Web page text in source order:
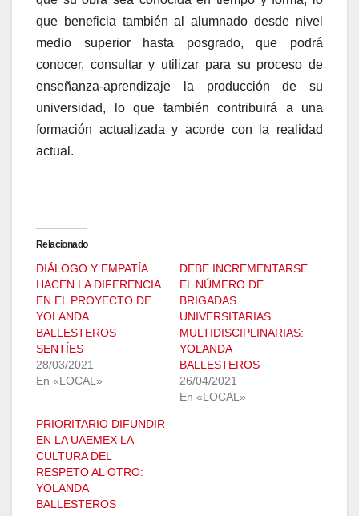
que beneficia también al alumnado desde nivel
medio superior hasta posgrado, que podrá
conocer, consultar y utilizar para su proceso de
enseñanza-aprendizaje la producción de su
universidad, lo que también contribuirá a una
formación actualizada y acorde con la realidad
actual.
Relacionado
DIÁLOGO Y EMPATÍA
HACEN LA DIFERENCIA
EN EL PROYECTO DE
YOLANDA
BALLESTEROS
SENTÍES
28/03/2021
En «LOCAL»
DEBE INCREMENTARSE
EL NÚMERO DE
BRIGADAS
UNIVERSITARIAS
MULTIDISCIPLINARIAS:
YOLANDA
BALLESTEROS
26/04/2021
En «LOCAL»
PRIORITARIO DIFUNDIR
EN LA UAEMEX LA
CULTURA DEL
RESPETO AL OTRO:
YOLANDA
BALLESTEROS